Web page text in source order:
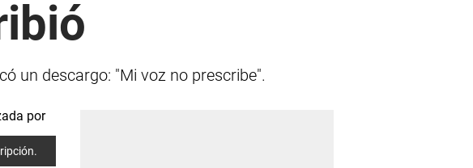
un descargo: "Mi voz no prescribe".